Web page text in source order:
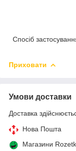
Спосіб
Приховати
Умови доставки
Доставка
Нова Пошта
Магазини